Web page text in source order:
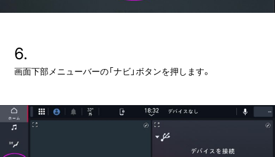
6.
画面下部メニューバーの「ナビ」ボタンを押します。